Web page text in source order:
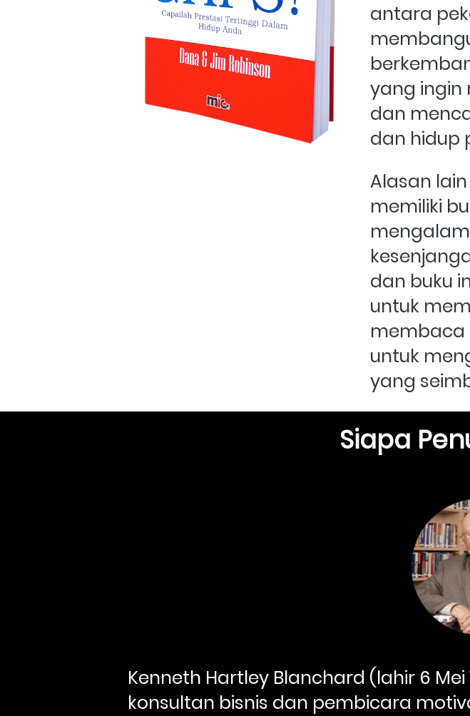
antara
yang ingin
dan
dan hidup
Alasan
memiliki
dan buku
untuk
membaca
untuk
yang
Siapa
Kenneth Hartley Blanchard (lahir 6
konsultan bisnis dan pembicara